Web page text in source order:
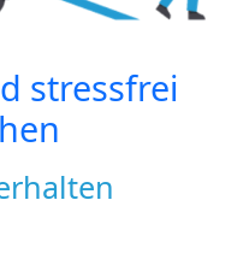
stressfrei